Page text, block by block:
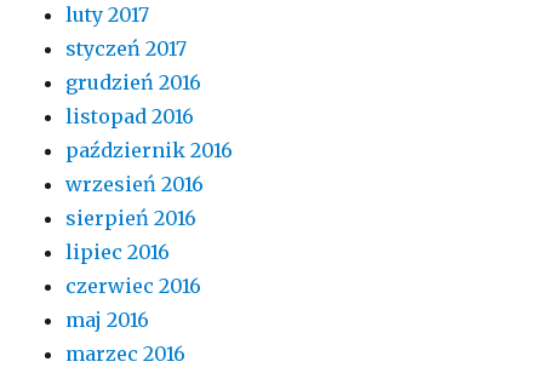
luty 2017
styczeń 2017
grudzień 2016
listopad 2016
październik 2016
wrzesień 2016
sierpień 2016
lipiec 2016
czerwiec 2016
maj 2016
marzec 2016